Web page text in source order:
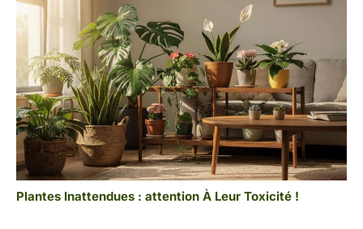
Plantes Inattendues : attention À Leur Toxicité !